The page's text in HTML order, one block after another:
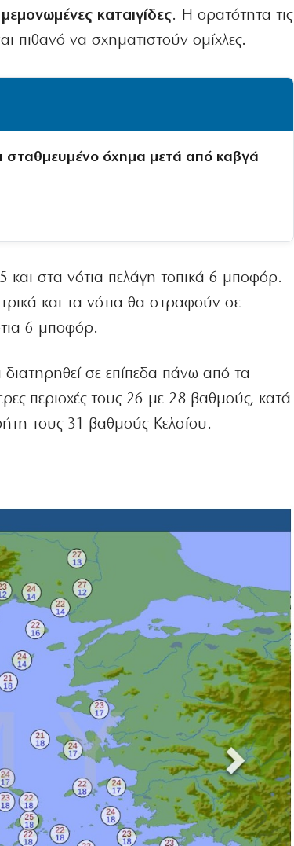
μεμονωμένες καταιγίδες. Η ορατότητα τις
πιθανό να σχηματιστούν ομίχλες.
σταθμευμένο όχημα μετά από καβγά
και στα νότια πελάγη τοπικά 6 μποφόρ.
και τα νότια θα στραφούν σε
6 μποφόρ.
διατηρηθεί σε επίπεδα πάνω από τα
περιοχές τους 26 με 28 βαθμούς, κατά
τους 31 βαθμούς Κελσίου.